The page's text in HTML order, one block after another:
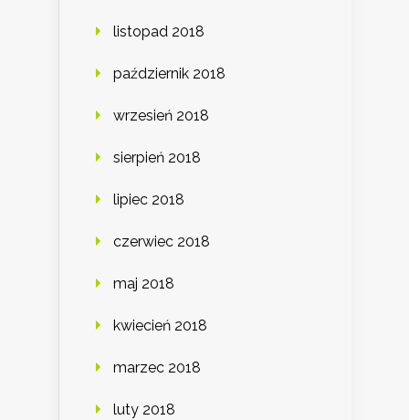
listopad 2018
październik 2018
wrzesień 2018
sierpień 2018
lipiec 2018
czerwiec 2018
maj 2018
kwiecień 2018
marzec 2018
luty 2018